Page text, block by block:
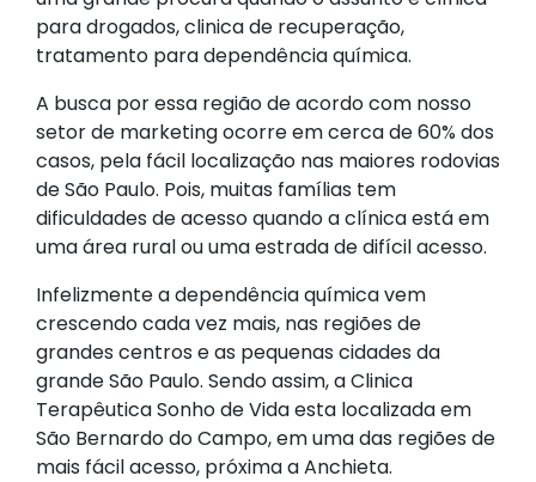
para drogados, clinica de recuperação,
tratamento para dependência química.
A busca por essa região de acordo com nosso
setor de marketing ocorre em cerca de 60% dos
casos, pela fácil localização nas maiores rodovias
de São Paulo. Pois, muitas famílias tem
dificuldades de acesso quando a clínica está em
uma área rural ou uma estrada de difícil acesso.
Infelizmente a dependência química vem
crescendo cada vez mais, nas regiões de
grandes centros e as pequenas cidades da
grande São Paulo. Sendo assim, a Clinica
Terapêutica Sonho de Vida esta localizada em
São Bernardo do Campo, em uma das regiões de
mais fácil acesso, próxima a Anchieta.